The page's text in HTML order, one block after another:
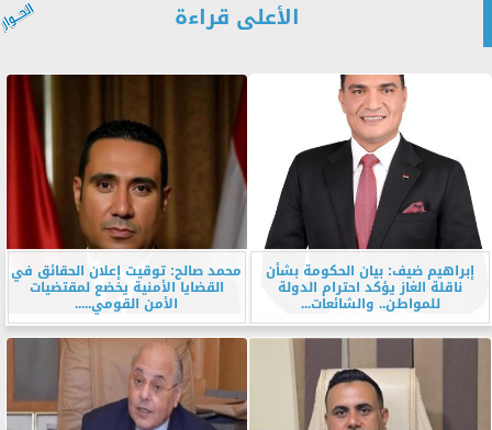
الأعلى قراءة
إبراهيم ضيف: بيان الحكومة بشأن
ناقلة الغاز يؤكد احترام الدولة
للمواطن.. والشائعات...
محمد صالح: توقيت إعلان الحقائق في
القضايا الأمنية يخضع لمقتضيات
الأمن القومي.....